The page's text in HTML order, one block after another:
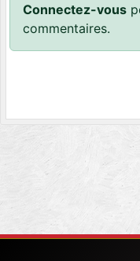
Connectez-vous
commentaires.